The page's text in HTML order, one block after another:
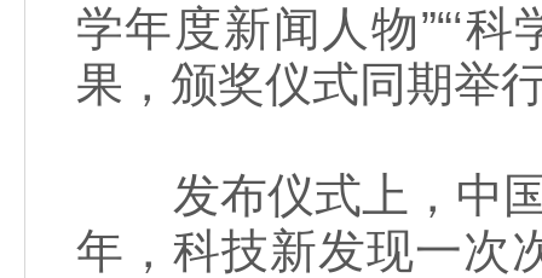
学年度新闻人物”“‘
果，颁奖仪式同期举
发布仪式上，中国
年，科技新发现一次